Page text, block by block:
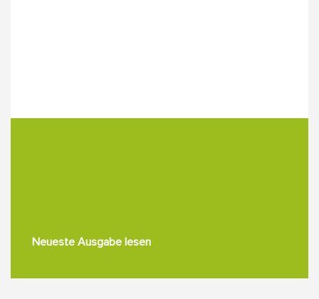
Neueste Ausgabe lesen